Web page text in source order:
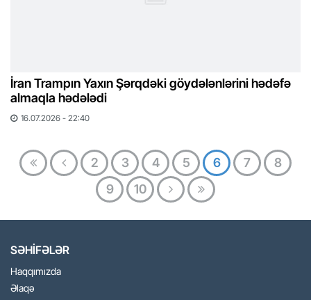
İran Trampın Yaxın Şərqdəki göydələnlərini hədəfə
almaqla hədələdi
16.07.2026 - 22:40
2 3 4 5 6 7
8
9
10
SƏHİFƏLƏR
Haqqımızda
Əlaqə